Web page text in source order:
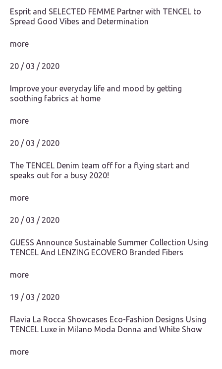
Esprit and SELECTED FEMME Partner with TENCEL to
Spread Good Vibes and Determination
more
20 / 03 / 2020
Improve your everyday life and mood by getting
soothing fabrics at home
more
20 / 03 / 2020
The TENCEL Denim team off for a flying start and
speaks out for a busy 2020!
more
20 / 03 / 2020
GUESS Announce Sustainable Summer Collection Using
TENCEL And LENZING ECOVERO Branded Fibers
more
19 / 03 / 2020
Flavia La Rocca Showcases Eco-Fashion Designs Using
TENCEL Luxe in Milano Moda Donna and White Show
more